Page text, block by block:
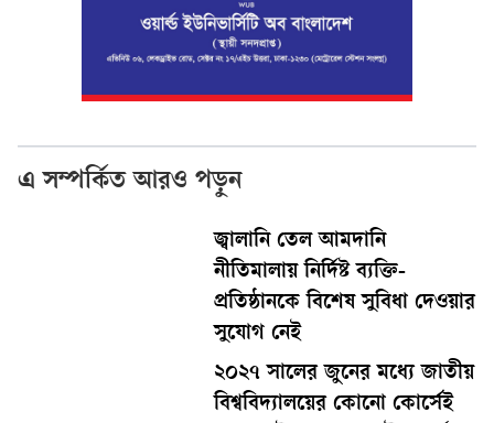
এ সম্পর্কিত আরও পড়ুন
জ্বালানি তেল আমদানি
নীতিমালায় নির্দিষ্ট ব্যক্তি-
প্রতিষ্ঠানকে বিশেষ সুবিধা দেওয়ার
সুযোগ নেই
২০২৭ সালের জুনের মধ্যে জাতীয়
বিশ্ববিদ্যালয়ের কোনো কোর্সেই